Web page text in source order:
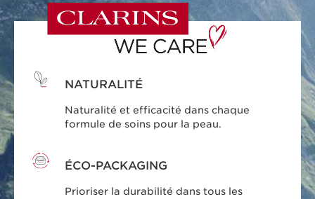
NATURALITÉ
Naturalité et efficacité dans chaque
formule de soins pour la peau.
ÉCO-PACKAGING
Prioriser la durabilité dans tous les